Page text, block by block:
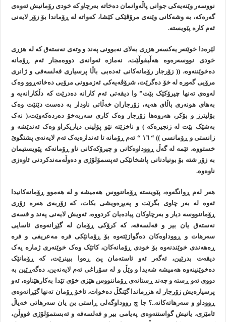
نووسەر وێنەيەکی جوانی پاڵەوانمان دەخاتە بەرچاو کە خودی رۆمانيش ئەوەی
گەرەکە، بە وشەکانی وێنەی مرۆڤێکی کێشا، کەواتە لە ڕۆماندا بۆ زۆر لايەنی
ئەم کارە پێويستە.
لێرەدا خوێنەر يەکسەر هزری بەلای نەبوونی پەند و وتەی نەستەق کە لە هزری
خودی نووسەرەوە هەڵبقوڵێت، نەمازە ئەوانەی دووەمجار ئەم ڕۆمانە
دەخوێننەوە، (( زۆرجار رۆمانەکانی ئەدەبی باڵا پرسياری فەلسەفی و ژانری
مرۆیی گەورە لە خۆ دەگرێت، شرۆڤەيەکی ئەزموونی مرۆیی دەخاتەڕوو وەک
لەوەی تەنها چيرۆکێک بێت” وا ديقەتی ئەم کارانە دەدرێت کە دڵکارانەيە و
بەهای هونەری باڵای هەيە، زۆرجاران خەڵاتی ناودار بە دەست دێنێت وەک
بۆليترز و بۆکر، هەروەها زۆرجار وەک کاری سەربەخۆ دەردەکەوێت،( نەک
بەشێک بێت لە زنجيرەکە ) و ناخزێتە نێو پۆلينی دياريکراو وەک ئەندێشە و
زانستی و ڕۆمانسی )) “ ١٦ “ ئەم ڕۆمانە تا ئەندازەيەک ئەم لايەنەی پشتگوێ
خستووە، ئێمە لە گەڵ ڕووداوەکانی و چيرۆکەکانی ناو ڕۆمانەکە پێويستيمان
بە زۆر شتە بۆ بونيادنانی پاشخانێکی ئەپسمۆلۆژی و دەوڵەمەندکردنی ئاوەزی
ناوەوە.
هەر لەم ڕوانگەوە، پێويستە ڕۆماننووس هەميشە و لە هەموو ڕۆمانەکانیدا
ئەوە لە بەر چاوی بگرێت و پەيڕەويشی بکات، کە زۆربەی هەرە زۆری
ڕۆماننووسە ديار و بەرچاوکان پيادەيان کردووە، ئەويش لايەنی پەند و قسەی
نەستەق يان بير و فەلسەفە، کە کرۆکی ڕۆمان لە گێڕانەوەی ئاسایی
سەرهات و ڕووداوەکان دەگوازێتەوە بۆ ڕۆمانێکی فرە مەعريفی و فرە
ڕەهەندی خوێندنەوە بۆ خودی ڕۆمانەکان، کاتێک وەک خوێنەری ژمارە يەک
ديقەت بدرێين، ئەگەر ئەو ئاستەمان پێ ڕەوا ببينرێت، کە ڕۆمانێک
دەخوێنينەوە هەميشە شەيدا و وێڵ و لە سۆراغی ئەم لايەنەين، دەگەڕێين بە
دووی ئەو ڕستە و چەند ڕستانەی ڕۆماننووس هێزی خۆی تێدا بەکارهێناوە، ئەو
پرسيارەيش زۆرجار لە هزرماندا گێنگڵ دەخوات، ئاخۆ ڕۆمان تەنها گێڕانەوەی
ڕووداو و سەرهاتەکانە..؟ جا چ رووداوگەلی ڕاستی بن يان سەرهاتی خەياڵ
ئامێزی، يانيش گواستنەوەی پەيامی بير و فەلسەفە و ئەبستمۆلۆژی قووڵن،